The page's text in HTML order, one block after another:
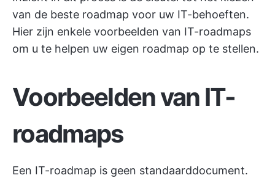
van de beste roadmap voor uw IT-behoeften.
Hier zijn enkele voorbeelden van IT-roadmaps
om u te helpen uw eigen roadmap op te stellen.
Voorbeelden van IT-
roadmaps
Een IT-roadmap is geen standaarddocument.